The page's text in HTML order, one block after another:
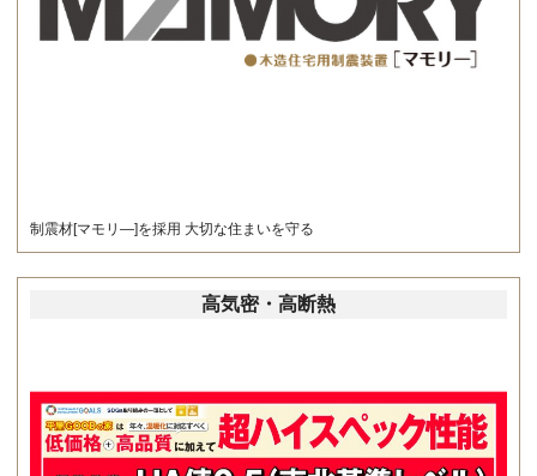
制震材[マモリ―]を採用 大切な住まいを守る
高気密・高断熱